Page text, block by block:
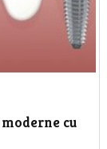
cu